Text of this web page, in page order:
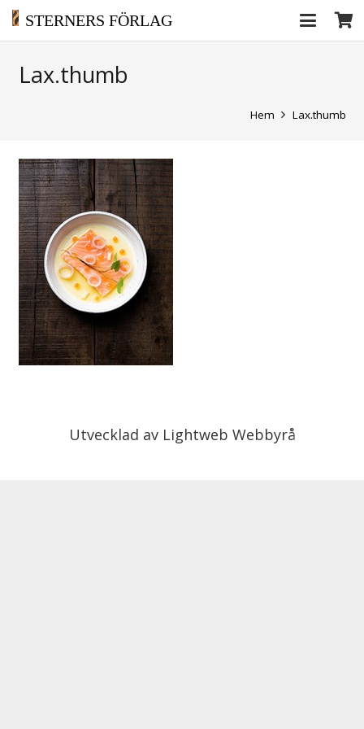
STERNERS FÖRLAG
Lax.thumb
Hem Lax.thumb
Utvecklad av Lightweb Webbyrå